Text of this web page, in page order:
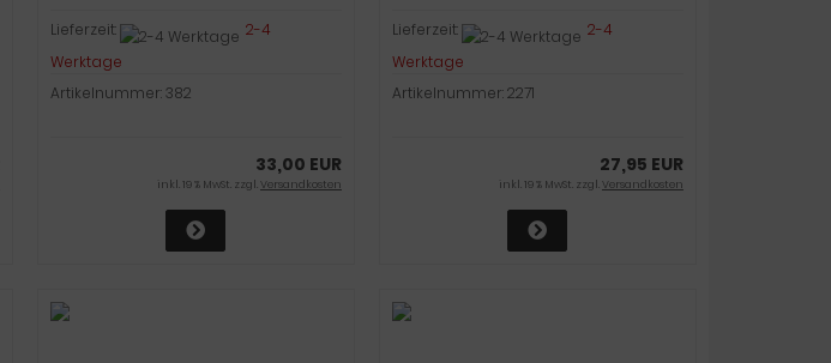
Lieferzeit:
2-4
Werktage
Artikelnummer: 382
33,00 EUR
inkl. 19 % MwSt. zzgl.Versandkosten
Lieferzeit:
2-4
Werktage
Artikelnummer: 2271
27,95 EUR
inkl. 19 % MwSt. zzgl.Versandkosten